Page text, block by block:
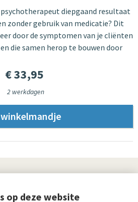
diepgaand resultaat
zonder gebruik van medicatie? Dit
door de symptomen van je cliënten
die samen herop te bouwen door
€ 33,95
2 werkdagen
op deze website